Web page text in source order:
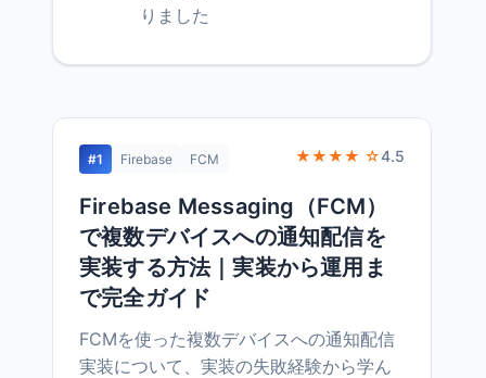
りました
#1 Firebase FCM ★★★★ ☆4.5
Firebase Messaging（FCM）
で複数デバイスへの通知配信を
実装する方法｜実装から運用ま
で完全ガイド
FCMを使った複数デバイスへの通知配信
実装について、実装の失敗経験から学ん